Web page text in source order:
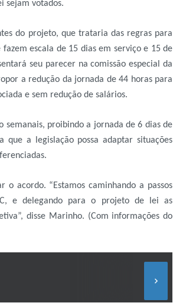
sejam votados.
do projeto, que trataria das regras para
escala de 15 dias em serviço e 15 de
seu parecer na comissão especial da
a redução da jornada de 44 horas para
e sem redução de salários.
semanais, proibindo a jornada de 6 dias de
a legislação possa adaptar situações
acordo. “Estamos caminhando a passos
e delegando para o projeto de lei as
disse Marinho. (Com informações do
keyboard_arrow_right